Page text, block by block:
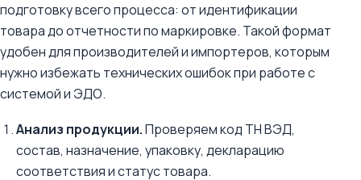
подготовку всего процесса: от идентификации
товара до отчетности по маркировке. Такой формат
удобен для производителей и импортеров, которым
нужно избежать технических ошибок при работе с
системой и ЭДО.
Анализ продукции.Проверяем код ТН ВЭД,
состав, назначение, упаковку, декларацию
соответствия и статус товара.